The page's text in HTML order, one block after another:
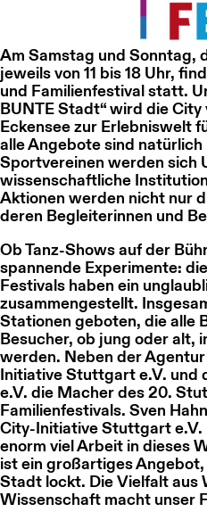
Am Samstag und Sonntag,
jeweils von 11 bis 18 Uhr,
und Familienfestival statt.
BUNTE Stadt“ wird die
Eckensee zur Erlebniswelt
alle Angebote sind
Sportvereinen werden sich
wissenschaftliche
Aktionen werden nicht nur
deren Begleiterinnen und
Ob Tanz-Shows auf der
spannende Experimente:
Festivals haben ein
zusammengestellt.
Stationen geboten, die alle
Besucher, ob jung oder alt,
werden. Neben der
Initiative Stuttgart e.V.
e.V. die Macher des 20.
Familienfestivals. Sven
City-Initiative Stuttgart e.V.
enorm viel Arbeit in dieses
ist ein großartiges
Stadt lockt. Die Vielfalt
Wissenschaft macht unser